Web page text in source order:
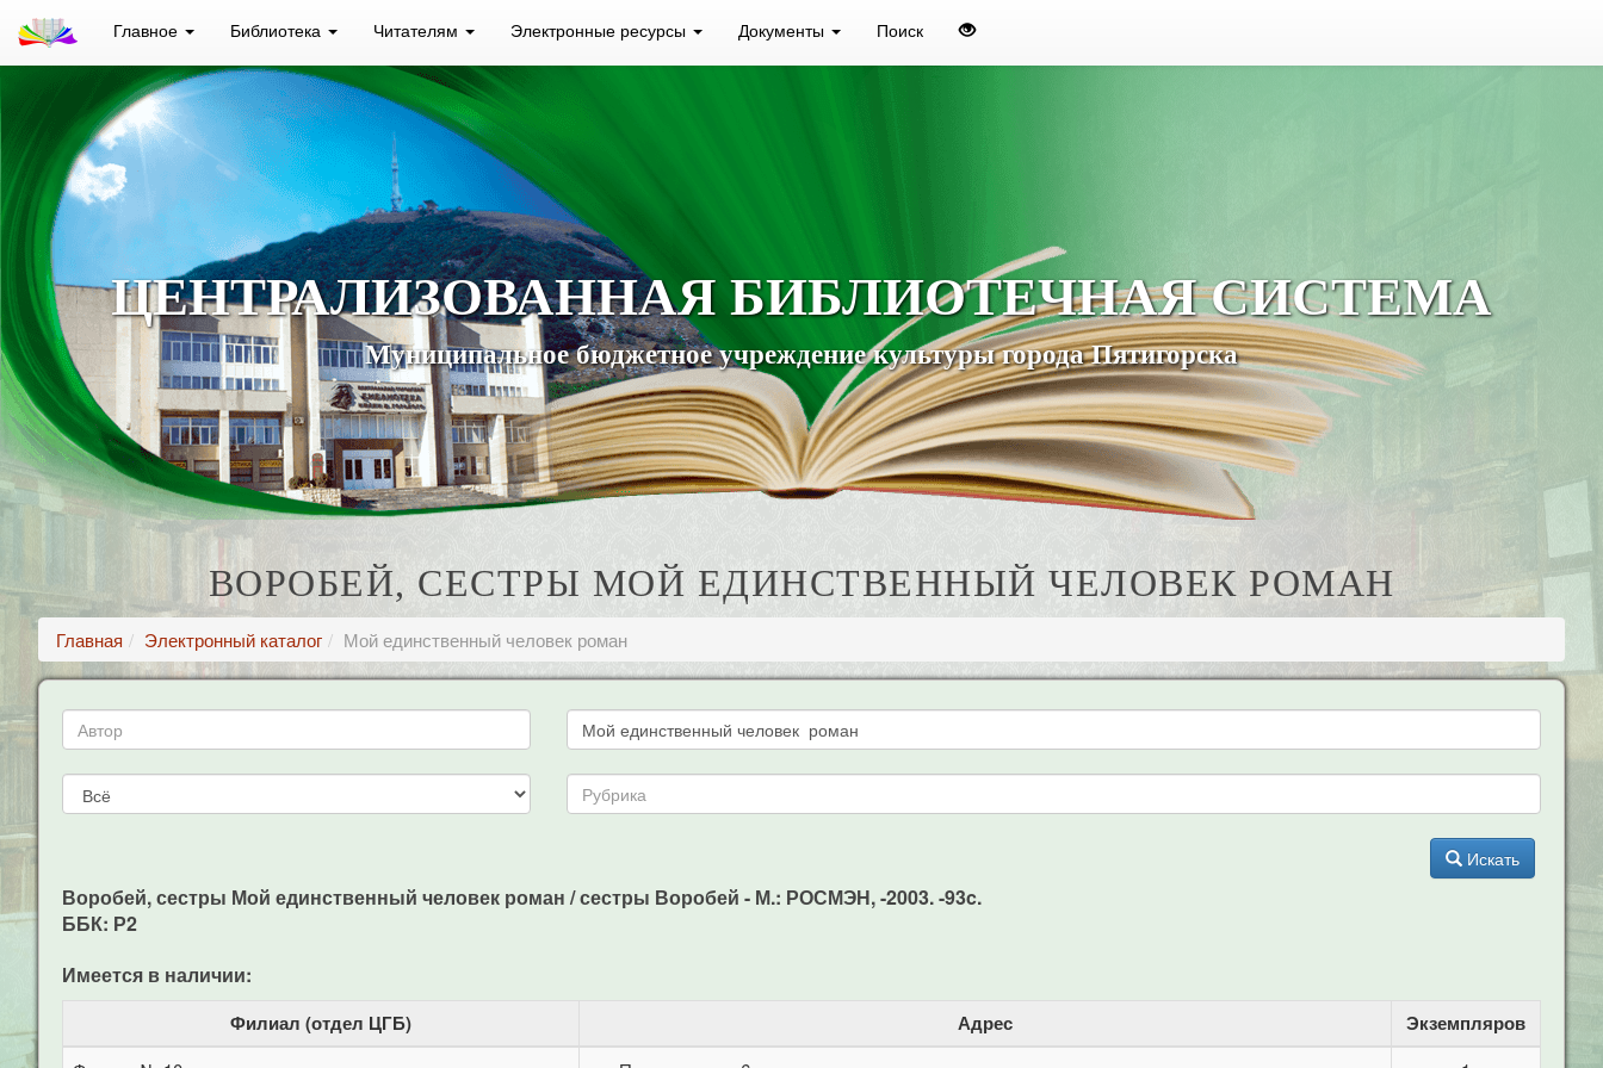
Главное Библиотека Читателям Электронные ресурсы Документы Поиск
ЦЕНТРАЛИЗОВАННАЯ БИБЛИОТЕЧНАЯ СИСТЕМА
Муниципальное бюджетное учреждение культуры города Пятигорска
ВОРОБЕЙ, СЕСТРЫ МОЙ ЕДИНСТВЕННЫЙ ЧЕЛОВЕК РОМАН
Главная Электронный каталог Мой единственный человек роман
Искать
Воробей, сестры Мой единственный человек роман / сестры Воробей - М.: РОСМЭН, -2003. -93c.
ББК: Р2
Имеется в наличии:
Филиал (отдел ЦГБ) Адрес Экземпляров